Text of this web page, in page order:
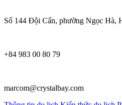
Số 144 Đội Cấn, phường Ngọc Hà,
+84 983 00 80 79
marcom@crystalbay.com